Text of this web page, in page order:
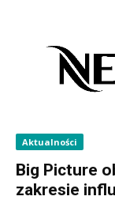
Aktualności
Big Picture
zakresie